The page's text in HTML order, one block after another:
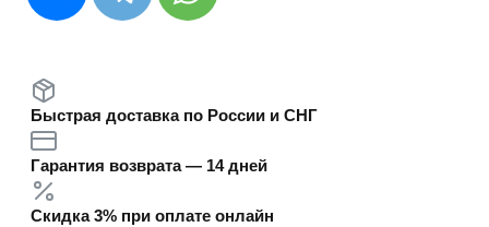
Быстрая доставка по России и СНГ
Гарантия возврата — 14 дней
Скидка 3% при оплате онлайн